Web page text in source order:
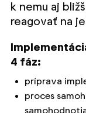
k nemu aj
reagovať na
4 fáz:
príprava
proces